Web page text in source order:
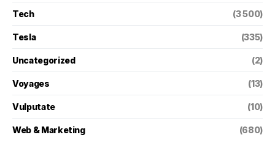
Tech (3 500)
Tesla (335)
Uncategorized (2)
Voyages (13)
Vulputate (10)
Web & Marketing (680)